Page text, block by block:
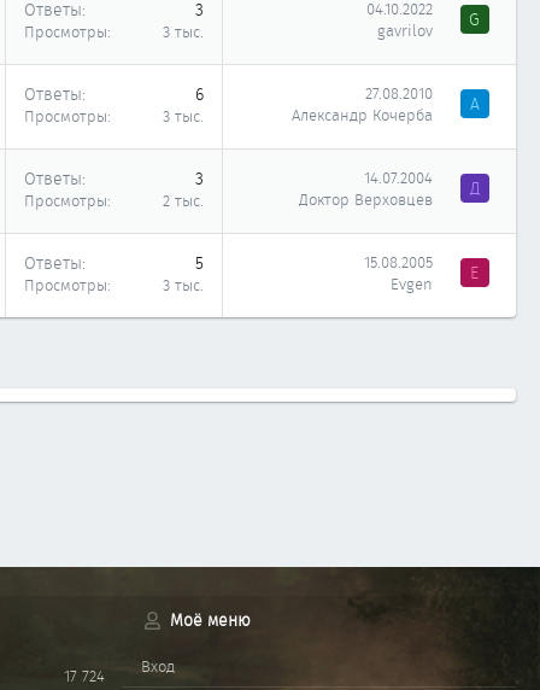
Ответы 3
Просмотры 3 тыс.
04.10.2022
gavrilov
G
Ответы 6
Просмотры 3 тыс.
27.08.2010
Александр Кочерба
А
Ответы 3
Просмотры 2 тыс.
14.07.2004
Доктор Верховцев
Д
Ответы 5
Просмотры 3 тыс.
15.08.2005
Evgen
E
17 724
Моё меню
Вход